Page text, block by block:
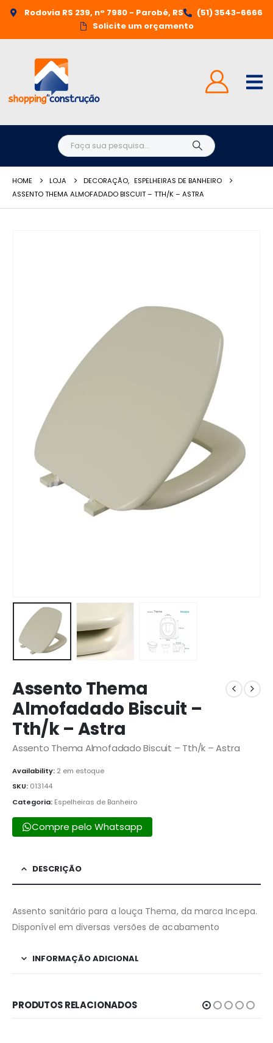
Rodovia RS 239, n° 7980 - Parobé, RS
(51) 3543-6666
Solicite um orçamento
HOME LOJA DECORAÇÃO, ESPELHEIRAS DE BANHEIRO
ASSENTO THEMA ALMOFADADO BISCUIT – TTH/K – ASTRA
Assento Thema
Almofadado Biscuit –
Tth/k – Astra
Assento Thema Almofadado Biscuit – Tth/k – Astra
Availability: 2 em estoque
SKU: 013144
Categoria: Espelheiras de Banheiro
Compre pelo Whatsapp
DESCRIÇÃO
Assento sanitário para a louça Thema, da marca Incepa.
Disponível em diversas versões de acabamento
INFORMAÇÃO ADICIONAL
PRODUTOS RELACIONADOS